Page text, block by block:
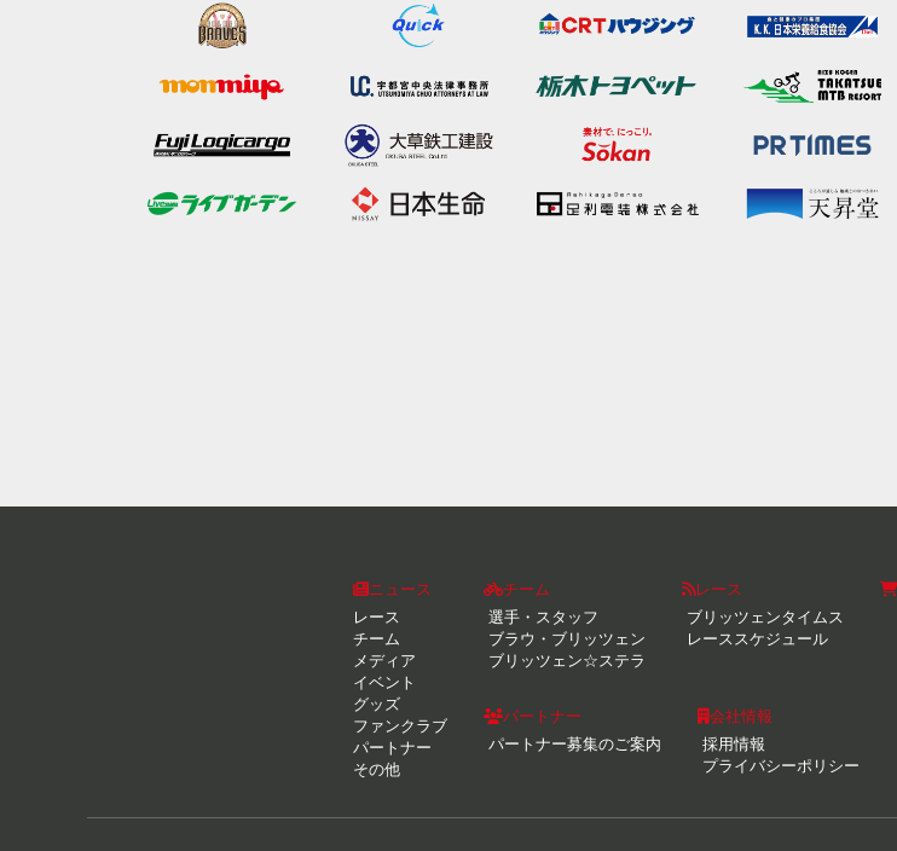
ニュース
レース
チーム
メディア
イベント
グッズ
ファンクラブ
パートナー
その他
チーム
選手・スタッフ
ブラウ・ブリッツェン
ブリッツェン☆ステラ
レース
ブリッツェンタイムス
レーススケジュール
パートナー
パートナー募集のご案内
会社情報
採用情報
プライバシーポリシー